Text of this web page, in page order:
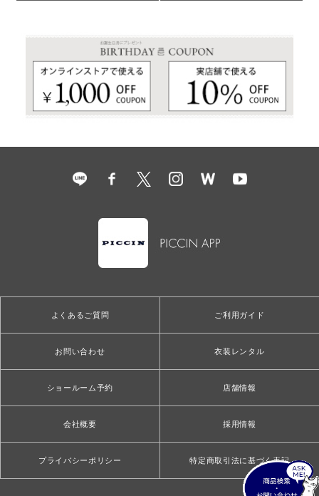
よくあるご質問 ご利用ガイド
お問い合わせ 衣装レンタル
ショールーム予約 店舗情報
会社概要 採用情報
プライバシーポリシー 特定商取引法に基づく表記